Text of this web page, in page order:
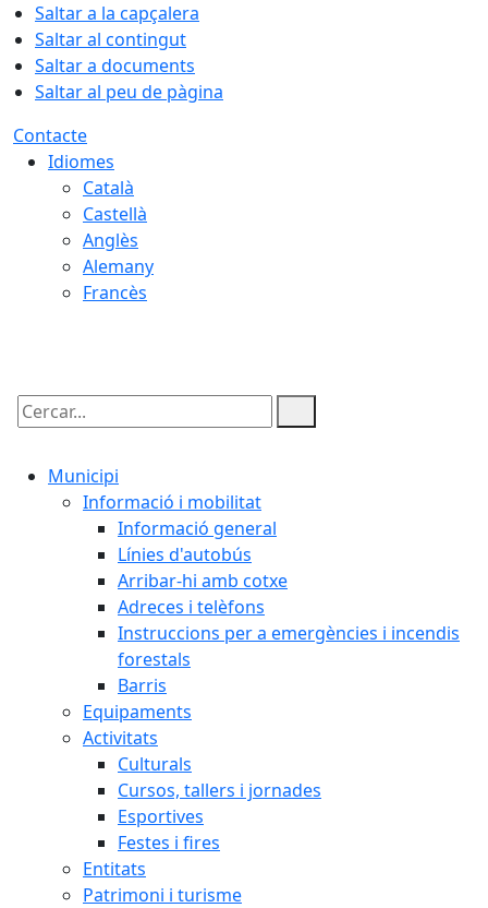
Saltar a la capçalera
Saltar al contingut
Saltar a documents
Saltar al peu de pàgina
Contacte
Idiomes
Català
Castellà
Anglès
Alemany
Francès
Cercar:
Municipi
Informació i mobilitat
Informació general
Línies d'autobús
Arribar-hi amb cotxe
Adreces i telèfons
Instruccions per a emergències i incendis
forestals
Barris
Equipaments
Activitats
Culturals
Cursos, tallers i jornades
Esportives
Festes i fires
Entitats
Patrimoni i turisme